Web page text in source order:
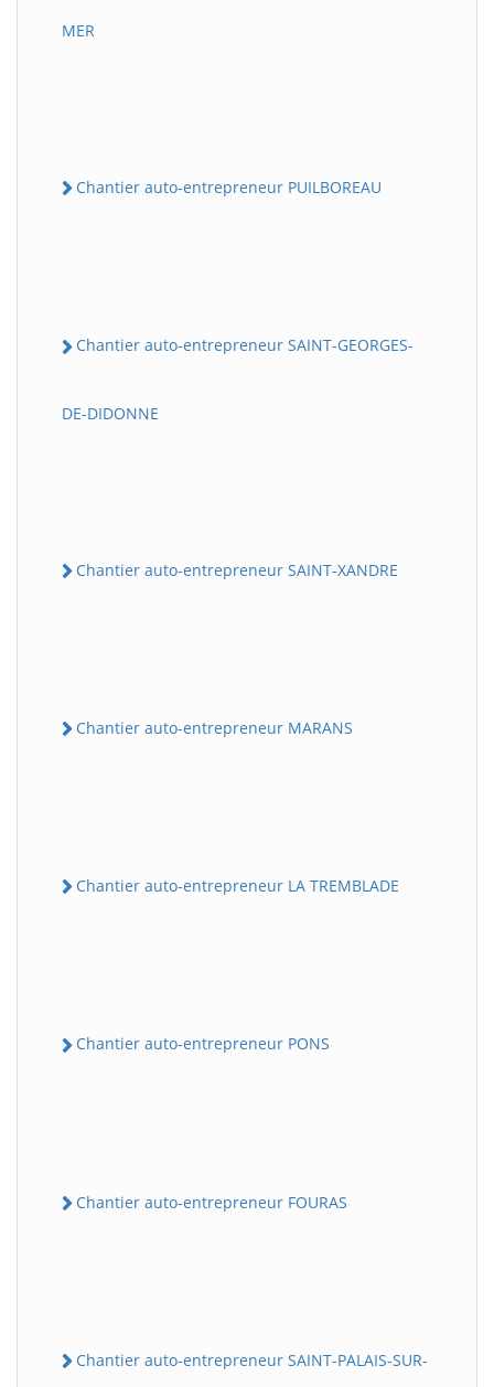
MER
Chantier auto-entrepreneur PUILBOREAU
Chantier auto-entrepreneur SAINT-GEORGES-
DE-DIDONNE
Chantier auto-entrepreneur SAINT-XANDRE
Chantier auto-entrepreneur MARANS
Chantier auto-entrepreneur LA TREMBLADE
Chantier auto-entrepreneur PONS
Chantier auto-entrepreneur FOURAS
Chantier auto-entrepreneur SAINT-PALAIS-SUR-